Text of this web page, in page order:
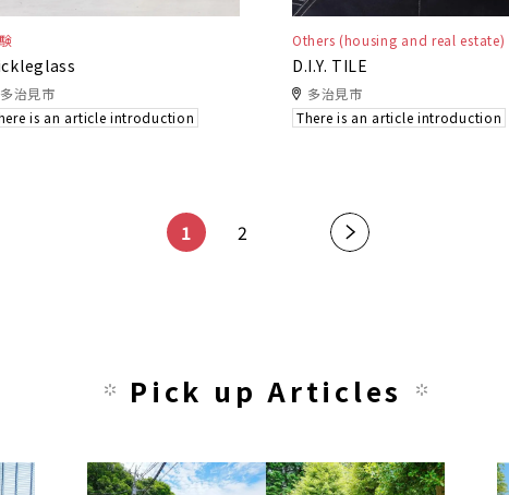
多治見市
is an article introduction
Others (housing and real estate)
D.I.Y. TILE
多治見市
There is an article introduction
1 2 »
Pick up Articles